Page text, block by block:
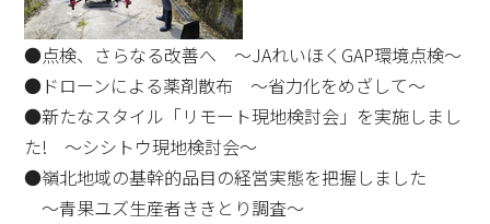
●点検、さらなる改善へ ～JAれいほくGAP環境点検～
●ドローンによる薬剤散布 ～省力化をめざして～
●新たなスタイル「リモート現地検討会」を実施しまし
た! ～シシトウ現地検討会～
●嶺北地域の基幹的品目の経営実態を把握しました
～青果ユズ生産者ききとり調査～